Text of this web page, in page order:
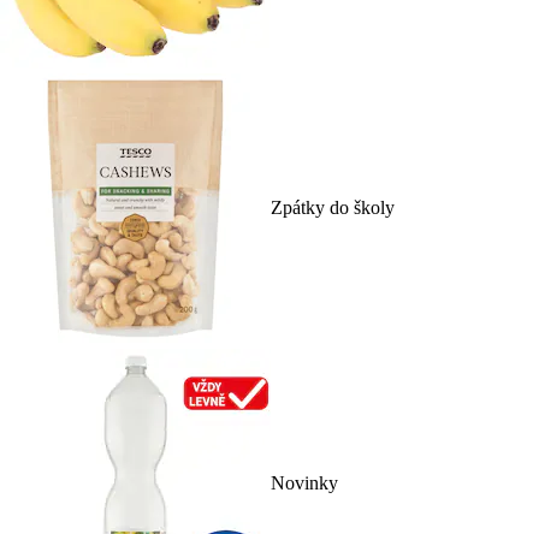
Zpátky do školy
Novinky